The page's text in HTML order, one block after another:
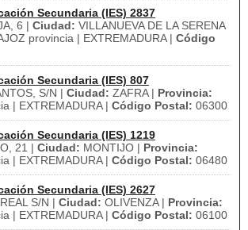
Secundaria (IES) 2837
6 | Ciudad: VILLANUEVA DE LA SERENA
provincia | EXTREMADURA | Código
Secundaria (IES) 807
S/N | Ciudad: ZAFRA | Provincia:
| EXTREMADURA | Código Postal: 06300
Secundaria (IES) 1219
21 | Ciudad: MONTIJO | Provincia:
| EXTREMADURA | Código Postal: 06480
Secundaria (IES) 2627
S/N | Ciudad: OLIVENZA | Provincia:
| EXTREMADURA | Código Postal: 06100